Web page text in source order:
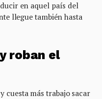
en aquel país del
llegue también hasta
roban el
cuesta más trabajo sacar